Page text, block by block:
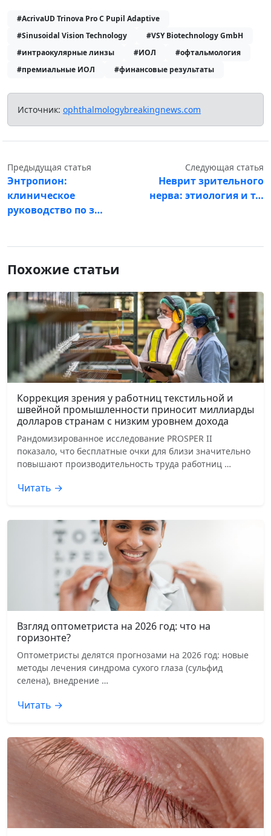
#AcrivaUD Trinova Pro C Pupil Adaptive
#Sinusoidal Vision Technology
#VSY Biotechnology GmbH
#интраокулярные линзы
#ИОЛ
#офтальмология
#премиальные ИОЛ
#финансовые результаты
Источник: ophthalmologybreakingnews.com
Предыдущая статья
Энтропион:
клиническое
руководство по з…
Следующая статья
Неврит зрительного
нерва: этиология и т…
Похожие статьи
Коррекция зрения у работниц текстильной и
швейной промышленности приносит миллиарды
долларов странам с низким уровнем дохода
Рандомизированное исследование PROSPER II
показало, что бесплатные очки для близи значительно
повышают производительность труда работниц …
Читать →
Взгляд оптометриста на 2026 год: что на
горизонте?
Оптометристы делятся прогнозами на 2026 год: новые
методы лечения синдрома сухого глаза (сульфид
селена), внедрение …
Читать →